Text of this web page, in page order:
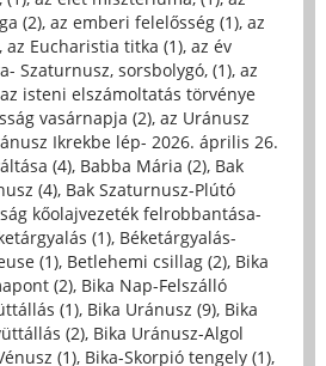
(2), az emberi felelősség (1), az
az Eucharistia titka (1), az év
Szaturnusz, sorsbolygó, (1), az
az isteni elszámoltatás törvénye
vasárnapja (2), az Uránusz
Ikrekbe lép- 2026. április 26.
(4), Babba Mária (2), Bak
(4), Bak Szaturnusz-Plútó
kőolajvezeték felrobbantása-
(1), Béketárgyalás-
(1), Betlehemi csillag (2), Bika
(2), Bika Nap-Felszálló
(1), Bika Uránusz (9), Bika
(2), Bika Uránusz-Algol
(1), Bika-Skorpió tengely (1),